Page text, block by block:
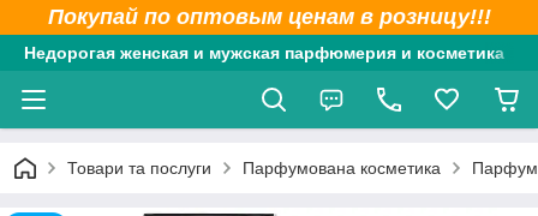
Покупай по оптовым ценам в розницу!!!
Недорогая женская и мужская парфюмерия и косметика
Товари та послуги Парфумована косметика